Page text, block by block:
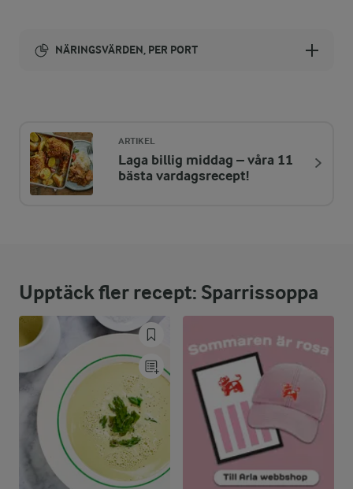
NÄRINGSVÄRDEN, PER PORT
ENERGIDISTRIBUTION %
NÄRINGSVÄRDEN PER PORT
Fett:
45,1 %
25,2 g
Kolhydrater:
37,6 %
45,7 g
ARTIKEL
Laga billig middag – våra 11
bästa vardagsrecept!
Upptäck fler recept: Sparrissoppa